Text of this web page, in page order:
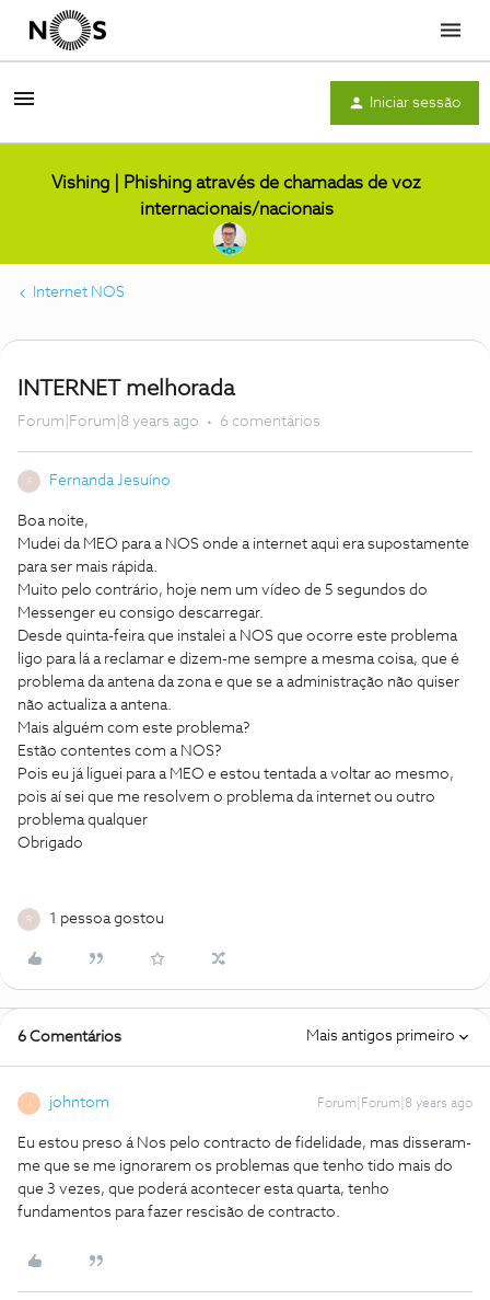
Menu
Iniciar sessão
Vishing | Phishing através de chamadas de voz
internacionais/nacionais
Internet NOS
INTERNET melhorada
Forum|Forum|8 years ago 6 comentários
Fernanda Jesuíno
Boa noite,
Mudei da MEO para a NOS onde a internet aqui era supostamente
para ser mais rápida.
Muito pelo contrário, hoje nem um vídeo de 5 segundos do
Messenger eu consigo descarregar.
Desde quinta-feira que instalei a NOS que ocorre este problema
ligo para lá a reclamar e dizem-me sempre a mesma coisa, que é
problema da antena da zona e que se a administração não quiser
não actualiza a antena.
Mais alguém com este problema?
Estão contentes com a NOS?
Pois eu já liguei para a MEO e estou tentada a voltar ao mesmo,
pois aí sei que me resolvem o problema da internet ou outro
problema qualquer
Obrigado
R 1 pessoa gostou
6 Comentários Mais antigos primeiro
johntom Forum|Forum|8 years ago
Eu estou preso á Nos pelo contracto de fidelidade, mas disseram-
me que se me ignorarem os problemas que tenho tido mais do
que 3 vezes, que poderá acontecer esta quarta, tenho
fundamentos para fazer rescisão de contracto.